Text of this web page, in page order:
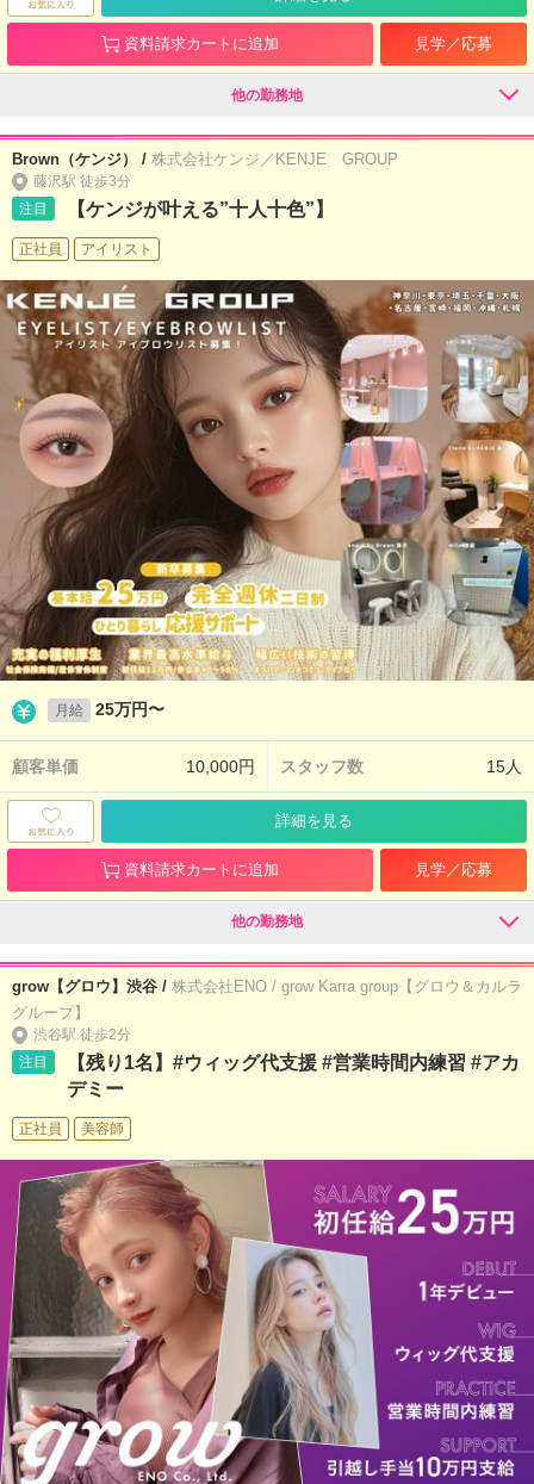
資料請求カートに追加 見学／応募
他の勤務地
Brown（ケンジ） / 株式会社ケンジ／KENJE GROUP
藤沢駅 徒歩3分
注目
【ケンジが叶える”十人十色”】
正社員 アイリスト
月給 25万円〜
顧客単価 10,000円 スタッフ数 15人
詳細を見る
資料請求カートに追加 見学／応募
他の勤務地
grow【グロウ】渋谷 / 株式会社ENO / grow Karra group【グロウ＆カルラ
グループ】
渋谷駅 徒歩2分
注目
【残り1名】#ウィッグ代支援 #営業時間内練習 #アカ
デミー
正社員 美容師